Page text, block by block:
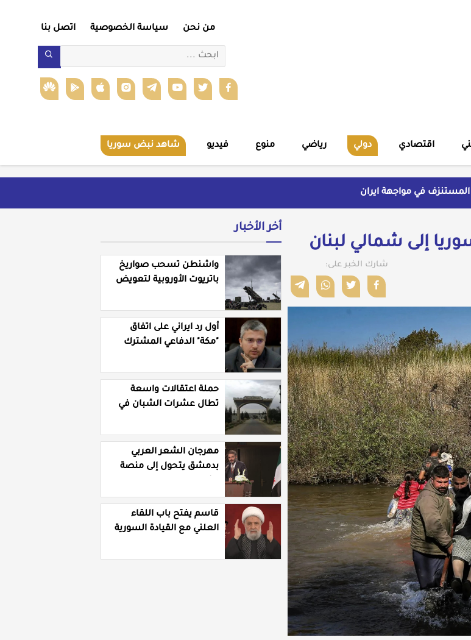
من نحن سياسة الخصوصية اتصل بنا
اقتصادي دولي رياضي منوع فيديو شاهد نبض سوريا
في مواجهة ايران
والعربيات
بـ"خدمة إسرائيل"
شارك الخبر على:
أخر الأخبار
واشنطن تسحب صواريخ
باتريوت الأوروبية لتعويض
في مواجهة ايران
أول رد ايراني على اتفاق
"مكة" الدفاعي المشترك
حملة اعتقالات واسعة
تطال عشرات الشبان في
الشرقي
مهرجان الشعر العربي
بدمشق يتحول إلى منصة
السوريات والعربيات
قاسم يفتح باب اللقاء
العلني مع القيادة السورية
بـ"خدمة إسرائيل"